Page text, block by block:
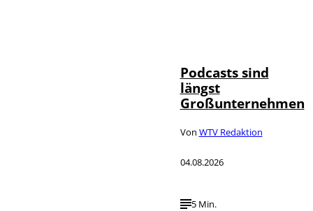
Podcasts sind
längst
Großunternehmen
Von WTV Redaktion
04.08.2026
5 Min.